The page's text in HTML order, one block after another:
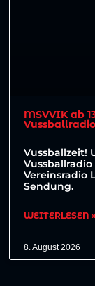
MSVVIK ab
Vussballzeit!
Vereinsradio
Sendung.
WEITERLESEN
8. August 2026